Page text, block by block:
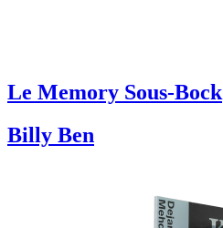
Le Memory Sous-Bock
Billy Ben